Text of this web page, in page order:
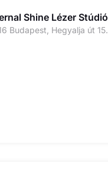
Shine Lézer Stúdió
Budapest, Hegyalja út 15.